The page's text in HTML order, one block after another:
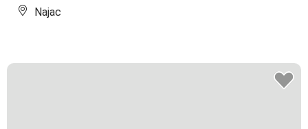
Najac